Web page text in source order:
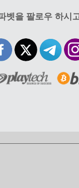
벳을 팔로우 하시